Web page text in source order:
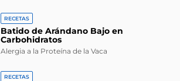
RECETAS
Batido de Arándano Bajo en
Carbohidratos
Alergia a la Proteína de la Vaca
RECETAS